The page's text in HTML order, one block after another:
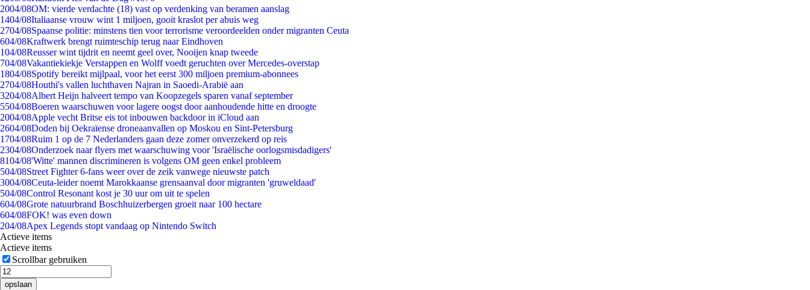
2004/08OM: vierde verdachte (18) vast op verdenking van beramen aanslag
1404/08Italiaanse vrouw wint 1 miljoen, gooit kraslot per abuis weg
2704/08Spaanse politie: minstens tien voor terrorisme veroordeelden onder migranten Ceuta
604/08Kraftwerk brengt ruimteschip terug naar Eindhoven
104/08Reusser wint tijdrit en neemt geel over, Nooijen knap tweede
704/08Vakantiekiekje Verstappen en Wolff voedt geruchten over Mercedes-overstap
1804/08Spotify bereikt mijlpaal, voor het eerst 300 miljoen premium-abonnees
2704/08Houthi's vallen luchthaven Najran in Saoedi-Arabië aan
3204/08Albert Heijn halveert tempo van Koopzegels sparen vanaf september
5504/08Boeren waarschuwen voor lagere oogst door aanhoudende hitte en droogte
2004/08Apple vecht Britse eis tot inbouwen backdoor in iCloud aan
2604/08Doden bij Oekraïense droneaanvallen op Moskou en Sint-Petersburg
1704/08Ruim 1 op de 7 Nederlanders gaan deze zomer onverzekerd op reis
2304/08Onderzoek naar flyers met waarschuwing voor 'Israëlische oorlogsmisdadigers'
8104/08'Witte' mannen discrimineren is volgens OM geen enkel probleem
504/08Street Fighter 6-fans weer over de zeik vanwege nieuwste patch
3004/08Ceuta-leider noemt Marokkaanse grensaanval door migranten 'gruweldaad'
504/08Control Resonant kost je 30 uur om uit te spelen
604/08Grote natuurbrand Boschhuizerbergen groeit naar 100 hectare
604/08FOK! was even down
204/08Apex Legends stopt vandaag op Nintendo Switch
Actieve items
Actieve items
Scrollbar gebruiken
opslaan